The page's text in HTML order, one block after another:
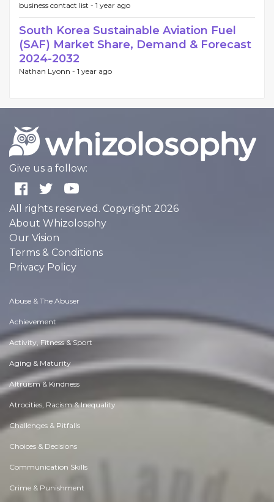
business contact list - 1 year ago
South Korea Sustainable Aviation Fuel
(SAF) Market Share, Demand & Forecast
2024-2032
Nathan Lyonn - 1 year ago
Give us a follow:
All rights reserved. Copyright 2026
About Whizolosphy
Our Vision
Terms & Conditions
Privacy Policy
Abuse & The Abuser
Achievement
Activity, Fitness & Sport
Aging & Maturity
Altruism & Kindness
Atrocities, Racism & Inequality
Challenges & Pitfalls
Choices & Decisions
Communication Skills
Crime & Punishment